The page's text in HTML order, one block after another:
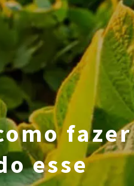
fazer
esse